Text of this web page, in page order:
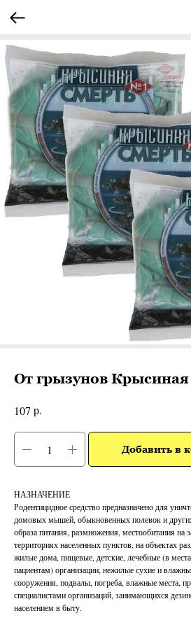
От грызунов Крысиная
107 р.
Добавить в
НАЗНАЧЕНИЕ
Родентицидное средство предназначено для
домовых мышей, обыкновенных полевок и
образа питания, размножения, местообитания на
территориях населенных пунктов, на объектах
жилые дома, пищевые, детские, лечебные (в
пациентам) организации, нежилые сухие и
сооружения, подвалы, погреба, влажные места,
специалистами организаций, занимающихся
населением в быту.